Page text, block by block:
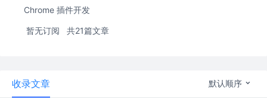
Chrome 插件开发
暂无订阅 共21篇文章
收录文章 默认顺序